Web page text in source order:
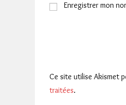
or
Enregistrer mon
Ce site utilise Akismet
traitées.